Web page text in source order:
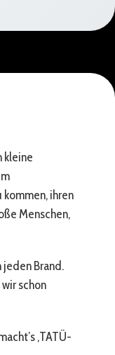
kleine
ihren
Menschen,
jeden Brand.
schon
‚TATÜ-